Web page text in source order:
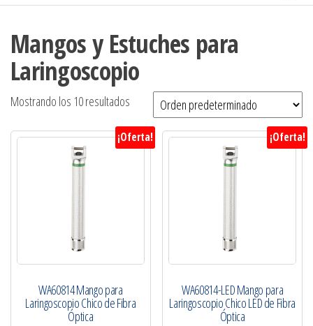
Mangos y Estuches para
Laringoscopio
Mostrando los 10 resultados
¡Oferta!
WA60814 Mango para
Laringoscopio Chico de Fibra
Óptica
¡Oferta!
WA60814-LED Mango para
Laringoscopio Chico LED de Fibra
Óptica